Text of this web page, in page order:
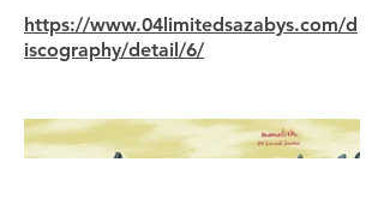
https://www.04limitedsazabys.com/d
iscography/detail/6/